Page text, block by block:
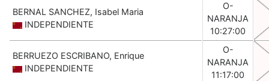
BERNAL SANCHEZ, Isabel Maria
INDEPENDIENTE
O-
NARANJA
10:27:00
BERRUEZO ESCRIBANO, Enrique
INDEPENDIENTE
O-
NARANJA
11:17:00